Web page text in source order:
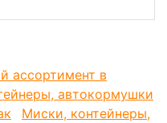
присоски на оборотной
от скольжения по полу, а
клинике.
и убедитесь, что все
ассортимент в
автокормушки
Миски, контейнеры,